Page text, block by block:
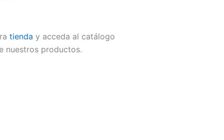
tienda y acceda al catálogo
nuestros productos.